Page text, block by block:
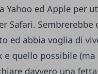
Yahoo ed Apple per
Safari. Sembrerebbe
ed abbia voglia di
e quello possibile
davvero una